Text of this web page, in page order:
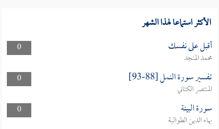
الأكثر استماعا لهذا الشهر
0 أقبل على نفسك
محمد المنجد
0
تفسير سورة النمل [88-93]
المنتصر الكتاني
0
سورة البينة
بهاء الدين الطوالبة